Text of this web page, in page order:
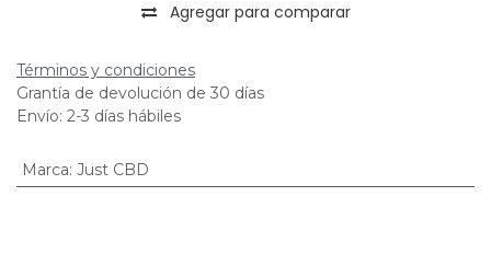
Agregar para comparar
Términos y condiciones
Grantía de devolución de 30 días
Envío: 2-3 días hábiles
Marca: Just CBD